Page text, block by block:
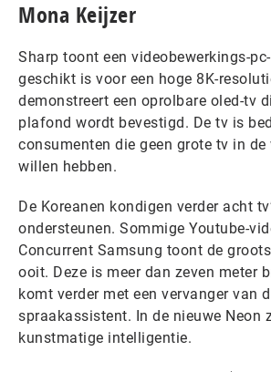
Mona Keijzer
Sharp toont een videobewerkings-
geschikt is voor een hoge 8K-
demonstreert een oprolbare oled-tv
plafond wordt bevestigd. De tv is
consumenten die geen grote tv in
willen hebben.
De Koreanen kondigen verder acht
ondersteunen. Sommige Youtube-
Concurrent Samsung toont de
ooit. Deze is meer dan zeven meter
komt verder met een vervanger van
spraakassistent. In de nieuwe Neon
kunstmatige intelligentie.